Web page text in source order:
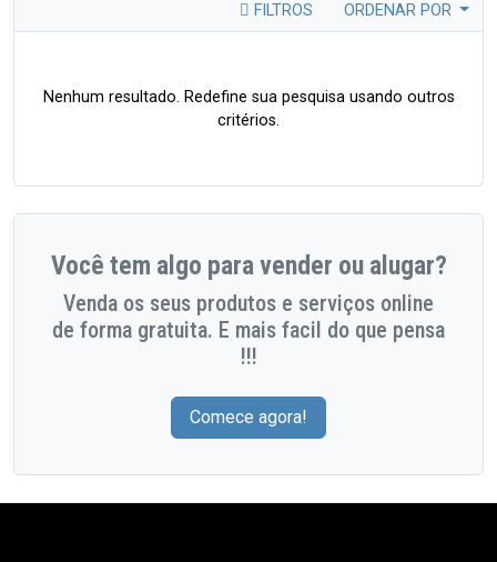
FILTROS ORDENAR POR
Nenhum resultado. Redefine sua pesquisa usando outros
critérios.
Você tem algo para vender ou alugar?
Venda os seus produtos e serviços online
de forma gratuita. E mais facil do que pensa
!!!
Comece agora!